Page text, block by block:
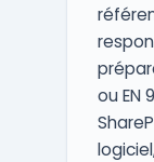
ou EN